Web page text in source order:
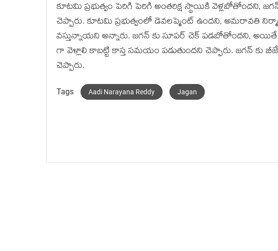
కూటమి ప్రభుత్వం పెరిగి పెరిగి అంతరిక్ష స్థాయికి వెళ్లబోతోందని,
చెప్పారు. కూటమి ప్రభుత్వంలో డెవలప్మెంట్ ఉందని, అమరావతి
వస్తున్నాయని అన్నారు. జగన్ కు సూపర్ చెక్ పడబోతోందని,
గా వెళ్లాలి కాబట్టి కాస్త సమయం పడుతుందని చెప్పారు. జగన్ కు
చెప్పారు.
Tags Aadi Narayana Reddy Jagan